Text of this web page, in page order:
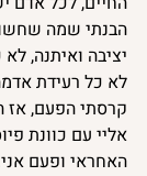
הבנתי שמה
יציבה ואיתנה,
לא כל רעידת
קרסתי הפעם, אז
אליי עם כוונת
האחראי ופעם